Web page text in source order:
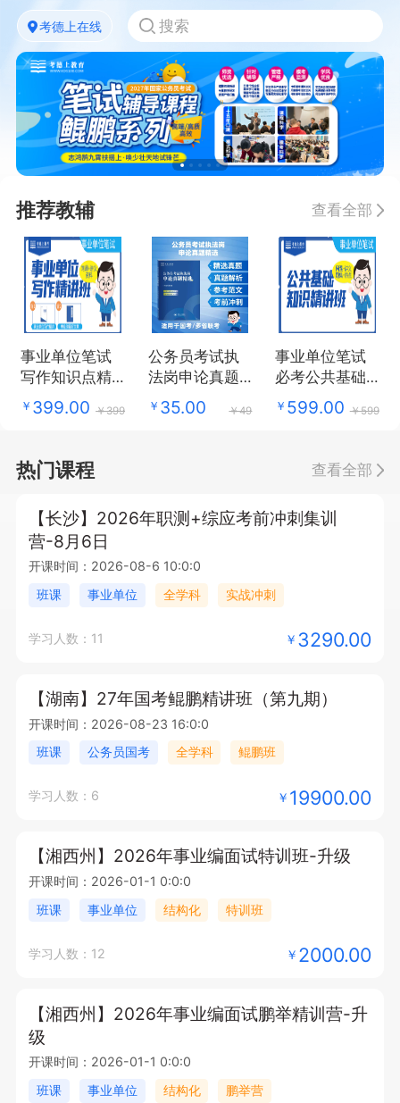
考德上在线
推荐教辅 查看全部
事业单位笔试
写作知识点精
讲
￥ 399.00 ￥399
公务员考试执
法岗申论真题
精选
￥ 35.00 ￥49
事业单位笔试
必考公共基础
知识点精讲
￥ 599.00 ￥599
热门课程 查看全部
【长沙】2026年职测+综应考前冲刺集训
营-8月6日
开课时间：2026-08-6 10:0:0
班课 事业单位 全学科 实战冲刺
学习人数：11 ￥ 3290.00
【湖南】27年国考鲲鹏精讲班（第九期）
开课时间：2026-08-23 16:0:0
班课 公务员国考 全学科 鲲鹏班
学习人数：6 ￥ 19900.00
【湘西州】2026年事业编面试特训班-升级
开课时间：2026-01-1 0:0:0
班课 事业单位 结构化 特训班
学习人数：12 ￥ 2000.00
【湘西州】2026年事业编面试鹏举精训营-升
级
开课时间：2026-01-1 0:0:0
班课 事业单位 结构化 鹏举营